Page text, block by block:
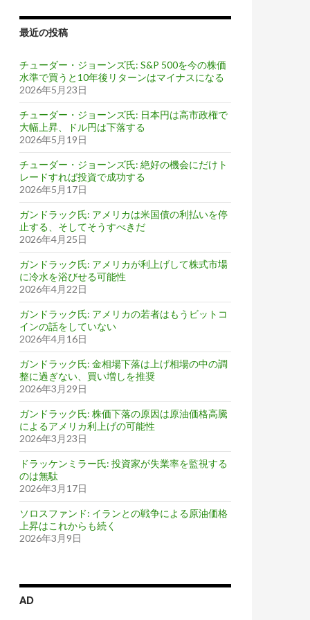
ヘンでイラン人が銃乱射
最近の投稿
チューダー・ジョーンズ氏: S&P 500を今の株価
水準で買うと10年後リターンはマイナスになる
2026年5月23日
チューダー・ジョーンズ氏: 日本円は高市政権で
大幅上昇、ドル円は下落する
2026年5月19日
チューダー・ジョーンズ氏: 絶好の機会にだけト
レードすれば投資で成功する
2026年5月17日
ガンドラック氏: アメリカは米国債の利払いを停
止する、そしてそうすべきだ
2026年4月25日
ガンドラック氏: アメリカが利上げして株式市場
に冷水を浴びせる可能性
2026年4月22日
ガンドラック氏: アメリカの若者はもうビットコ
インの話をしていない
2026年4月16日
ガンドラック氏: 金相場下落は上げ相場の中の調
整に過ぎない、買い増しを推奨
2026年3月29日
ガンドラック氏: 株価下落の原因は原油価格高騰
によるアメリカ利上げの可能性
2026年3月23日
ドラッケンミラー氏: 投資家が失業率を監視する
のは無駄
2026年3月17日
ソロスファンド: イランとの戦争による原油価格
上昇はこれからも続く
2026年3月9日
AD